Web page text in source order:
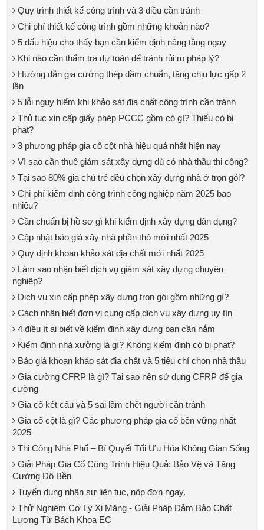
Quy trình thiết kế công trình và 3 điều cần tránh
Chi phí thiết kế công trình gồm những khoản nào?
5 dấu hiệu cho thấy bạn cần kiểm định nâng tầng ngay
Khi nào cần thẩm tra dự toán để tránh rủi ro pháp lý?
Hướng dẫn gia cường thép dầm chuẩn, tăng chịu lực gấp 2
lần
5 lỗi nguy hiểm khi khảo sát địa chất công trình cần tránh
Thủ tục xin cấp giấy phép PCCC gồm có gì? Thiếu có bị
phạt?
3 phương pháp gia cố cột nhà hiệu quả nhất hiện nay
Vì sao cần thuê giám sát xây dựng dù có nhà thầu thi công?
Tại sao 80% gia chủ trẻ đều chọn xây dựng nhà ở trọn gói?
Chi phí kiểm định công trình công nghiệp năm 2025 bao
nhiêu?
Cần chuẩn bị hồ sơ gì khi kiểm định xây dựng dân dụng?
Cập nhật báo giá xây nhà phần thô mới nhất 2025
Quy định khoan khảo sát địa chất mới nhất 2025
Làm sao nhận biết dịch vụ giám sát xây dựng chuyên
nghiệp?
Dịch vụ xin cấp phép xây dựng trọn gói gồm những gì?
Cách nhận biết đơn vị cung cấp dịch vụ xây dựng uy tín
4 điều ít ai biết về kiểm định xây dựng bạn cần nắm
Kiểm định nhà xưởng là gì? Không kiểm định có bị phạt?
Báo giá khoan khảo sát địa chất và 5 tiêu chí chọn nhà thầu
Gia cường CFRP là gì? Tại sao nên sử dụng CFRP để gia
cường
Gia cố kết cấu và 5 sai lầm chết người cần tránh
Gia cố cột là gì? Các phương pháp gia cố bền vững nhất
2025
Thi Công Nhà Phố – Bí Quyết Tối Ưu Hóa Không Gian Sống
Giải Pháp Gia Cố Công Trình Hiệu Quả: Bảo Vệ và Tăng
Cường Độ Bền
Tuyển dụng nhân sự liên tục, nộp đơn ngay.
Thử Nghiệm Cơ Lý Xi Măng - Giải Pháp Đảm Bảo Chất
Lượng Từ Bách Khoa EC